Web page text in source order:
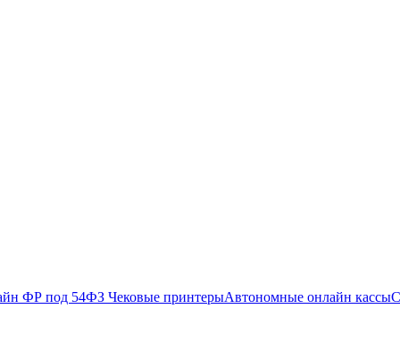
ФР под 54ФЗ Чековые принтерыАвтономные онлайн кассы